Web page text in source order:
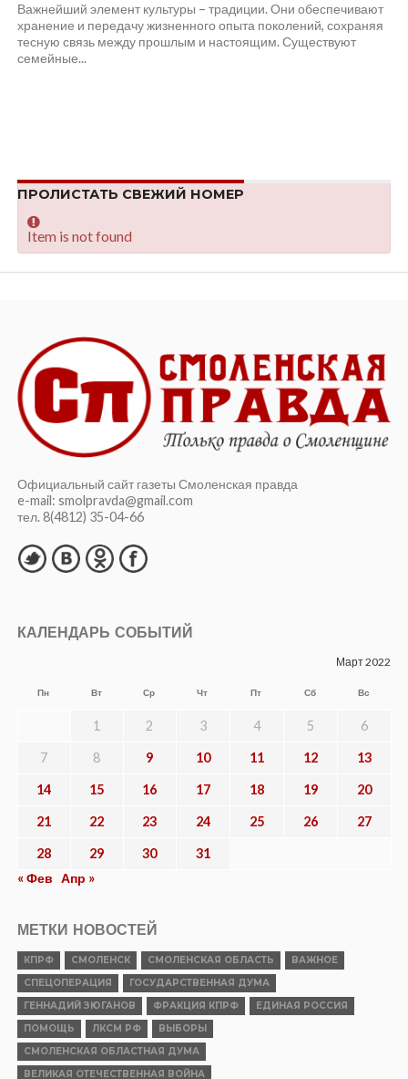
Важнейший элемент культуры – традиции. Они обеспечивают
хранение и передачу жизненного опыта поколений, сохраняя
тесную связь между прошлым и настоящим. Существуют
семейные...
ПРОЛИСТАТЬ СВЕЖИЙ НОМЕР
Item is not found
Официальный сайт газеты Смоленская правда
e-mail: smolpravda@gmail.com
тел. 8(4812) 35-04-66
КАЛЕНДАРЬ СОБЫТИЙ
Март 2022
Пн Вт Ср Чт Пт Сб Вс
1 2 3 4 5 6
7 8 9 10 11 12 13
14 15 16 17 18 19 20
21 22 23 24 25 26 27
28 29 30
31
« Фев Апр »
МЕТКИ НОВОСТЕЙ
КПРФ СМОЛЕНСК СМОЛЕНСКАЯ ОБЛАСТЬ
ВАЖНОЕ
СПЕЦОПЕРАЦИЯ
ГОСУДАРСТВЕННАЯ ДУМА
ГЕННАДИЙ ЗЮГАНОВ
ФРАКЦИЯ КПРФ
ЕДИНАЯ РОССИЯ
ПОМОЩЬ
ЛКСМ РФ
ВЫБОРЫ
СМОЛЕНСКАЯ ОБЛАСТНАЯ ДУМА
ВЕЛИКАЯ ОТЕЧЕСТВЕННАЯ ВОЙНА